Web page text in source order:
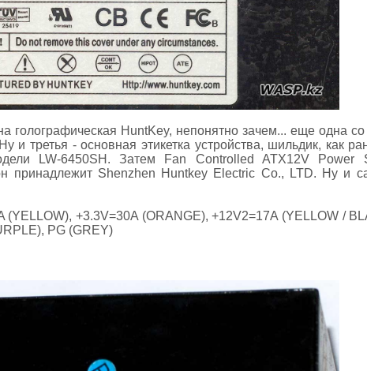
голографическая HuntKey, непонятно зачем... еще одна
и третья - основная этикетка устройства, шильдик, как
LW-6450SH. Затем Fan Controlled ATX12V Power
принадлежит Shenzhen Huntkey Electric Co., LTD. Ну и
(YELLOW), +3.3V=30A (ORANGE), +12V2=17A (YELLOW /
PG (GREY)